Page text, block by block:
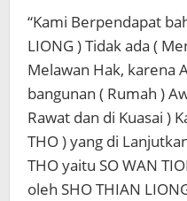
“Kami Berpendapat
LIONG ) Tidak ada (
Melawan Hak, karena
bangunan ( Rumah )
Rawat dan di Kuasai )
THO ) yang di
THO yaitu SO WAN
oleh SHO THIAN